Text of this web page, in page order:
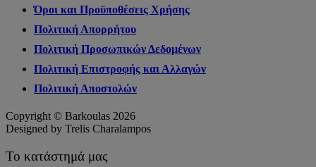
Όροι και Προϋποθέσεις Χρήσης
Πολιτική Απορρήτου
Πολιτική Προσωπικών Δεδομένων
Πολιτική Επιστροφής και Αλλαγών
Πολιτική Αποστολών
Copyright © Barkoulas 2026
Designed by Trelis Charalampos
Το κατάστημά μας